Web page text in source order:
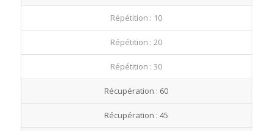
Répétition : 10
Répétition : 20
Répétition : 30
Récupération : 60
Récupération : 45